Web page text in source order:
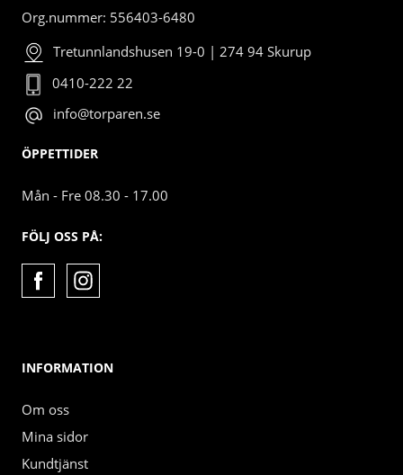
Org.nummer: 556403-6480
Tretunnlandshusen 19-0 | 274 94 Skurup
0410-222 22
info@torparen.se
ÖPPETTIDER
Mån - Fre 08.30 - 17.00
FÖLJ OSS PÅ:
INFORMATION
Om oss
Mina sidor
Kundtjänst